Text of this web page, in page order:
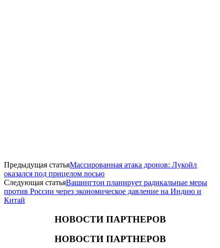
Предыдущая статьяМассированная атака дронов: Лукойл
оказался под прицелом nocью
Следующая статьяВашингтон планирует радикальные меры
против России через экономическое давление на Индию и
Китай
НОВОСТИ ПАРТНЕРОВ
НОВОСТИ ПАРТНЕРОВ